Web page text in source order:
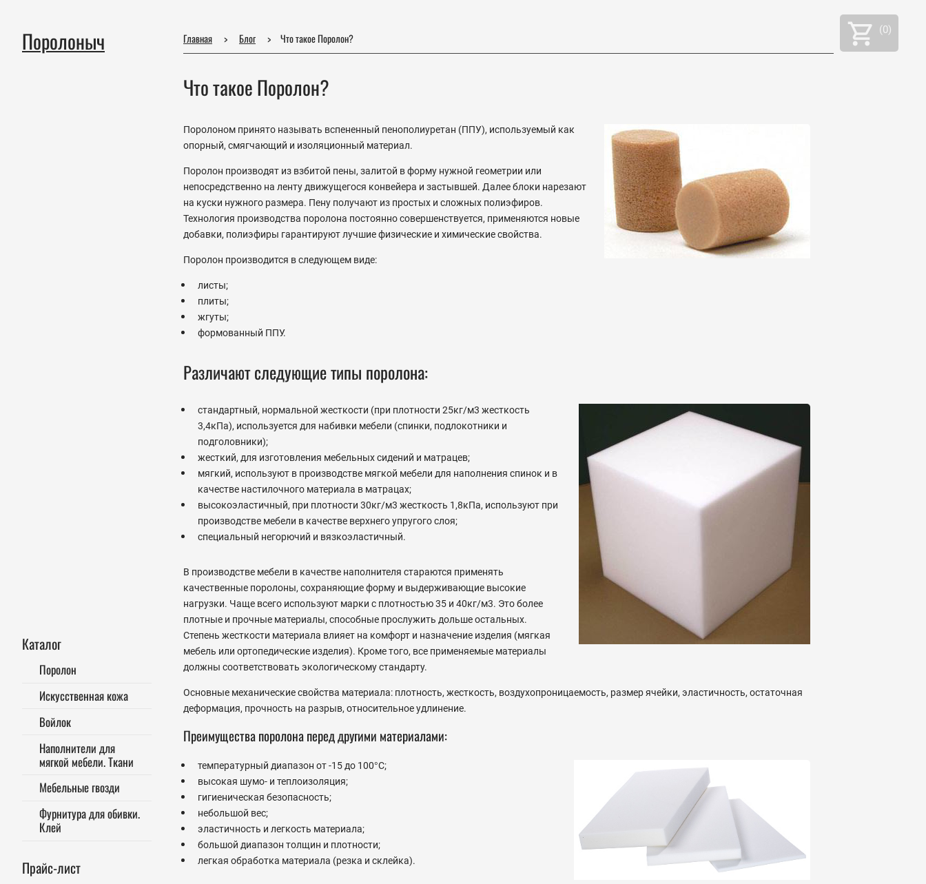
Поролоныч
Каталог
Поролон
Искусственная кожа
Войлок
Наполнители для
мягкой мебели. Ткани
Мебельные гвозди
Фурнитура для обивки.
Клей
Прайс-лист
(0)
Главная Блог Что такое Поролон?
Что такое Поролон?
Поролоном принято называть вспененный пенополиуретан (ППУ), используемый как
опорный, смягчающий и изоляционный материал.
Поролон производят из взбитой пены, залитой в форму нужной геометрии или
непосредственно на ленту движущегося конвейера и застывшей. Далее блоки нарезают
на куски нужного размера. Пену получают из простых и сложных полиэфиров.
Технология производства поролона постоянно совершенствуется, применяются новые
добавки, полиэфиры гарантируют лучшие физические и химические свойства.
Поролон производится в следующем виде:
листы;
плиты;
жгуты;
формованный ППУ.
Различают следующие типы поролона:
стандартный, нормальной жесткости (при плотности 25кг/м3 жесткость
3,4кПа), используется для набивки мебели (спинки, подлокотники и
подголовники);
жесткий, для изготовления мебельных сидений и матрацев;
мягкий, используют в производстве мягкой мебели для наполнения спинок и в
качестве настилочного материала в матрацах;
высокоэластичный, при плотности 30кг/м3 жесткость 1,8кПа, используют при
производстве мебели в качестве верхнего упругого слоя;
специальный негорючий и вязкоэластичный.
В производстве мебели в качестве наполнителя стараются применять
качественные поролоны, сохраняющие форму и выдерживающие высокие
нагрузки. Чаще всего используют марки с плотностью 35 и 40кг/м3. Это более
плотные и прочные материалы, способные прослужить дольше остальных.
Степень жесткости материала влияет на комфорт и назначение изделия (мягкая
мебель или ортопедические изделия). Кроме того, все применяемые материалы
должны соответствовать экологическому стандарту.
Основные механические свойства материала: плотность, жесткость, воздухопроницаемость, размер ячейки, эластичность, остаточная
деформация, прочность на разрыв, относительное удлинение.
Преимущества поролона перед другими материалами:
температурный диапазон от -15 до 100°С;
высокая шумо- и теплоизоляция;
гигиеническая безопасность;
небольшой вес;
эластичность и легкость материала;
большой диапазон толщин и плотности;
легкая обработка материала (резка и склейка).